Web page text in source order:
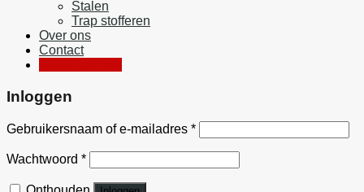
Stalen
Trap stofferen
Over ons
Contact
Inloggen
Gebruikersnaam of e-mailadres *
Wachtwoord *